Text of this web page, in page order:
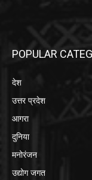
POPULAR
देश
उत्तर प्रदेश
आगरा
दुनिया
मनोरंजन
उद्योग जगत